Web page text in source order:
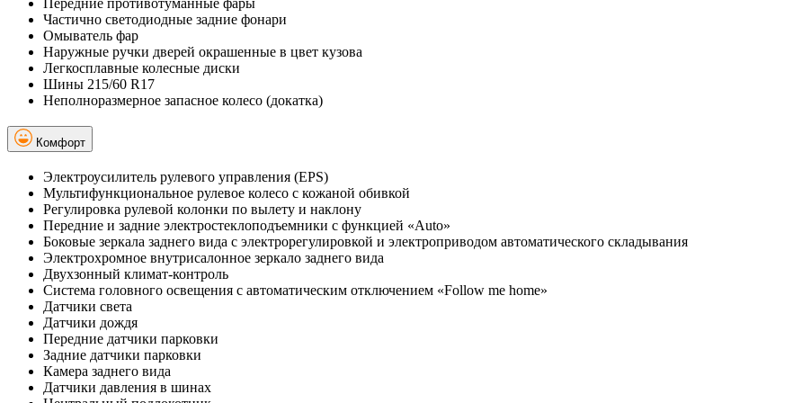
Передние противотуманные фары
Частично светодиодные задние фонари
Омыватель фар
Наружные ручки дверей окрашенные в цвет кузова
Легкосплавные колесные диски
Шины 215/60 R17
Неполноразмерное запасное колесо (докатка)
Комфорт
Электроусилитель рулевого управления (EPS)
Мультифункциональное рулевое колесо с кожаной обивкой
Регулировка рулевой колонки по вылету и наклону
Передние и задние электростеклоподъемники с функцией «Auto»
Боковые зеркала заднего вида с электрорегулировкой и электроприводом автоматического складывания
Электрохромное внутрисалонное зеркало заднего вида
Двухзонный климат-контроль
Система головного освещения с автоматическим отключением «Follow me home»
Датчики света
Датчики дождя
Передние датчики парковки
Задние датчики парковки
Камера заднего вида
Датчики давления в шинах